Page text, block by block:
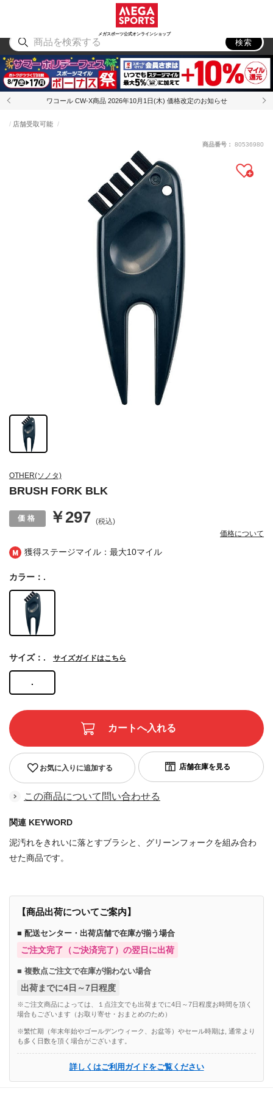
メガスポーツ公式オンラインショップ
アウトドア
検索
ワコール CW-X商品 2026年10月1日(木) 価格改定のお知らせ
獲得ステージマイル：最大10マイル
OTHER(ソノタ)
BRUSH FORK BLK
店舗受取可能
￥297 (税込)
価格について
商品番号： 80536980
カラー：.
.
サイズ：. サイズガイドはこちら
お気に入りに追加する
この商品について問い合わせる
関連 KEYWORD
泥汚れをきれいに落とすブラシと、グリーンフォークを組み合わ
せた商品です。
【商品出荷についてご案内】
■ 配送センター・出荷店舗で在庫が揃う場合
ご注文完了（ご決済完了）の翌日に出荷
■ 複数点ご注文で在庫が揃わない場合
出荷までに4日～7日程度
※ご注文商品によっては、１点注文でも出荷までに4日～7日程度お時間を頂く
場合もございます（お取り寄せ・おまとめのため）
※繁忙期（年末年始やゴールデンウィーク、お盆等）やセール時期は, 通常より
も多く日数を頂く場合がございます。
詳しくはご利用ガイドをご覧ください